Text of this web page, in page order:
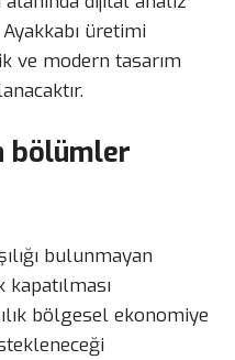
üretimi
ve modern tasarım
bölümler
bulunmayan
bölgesel ekonomiye